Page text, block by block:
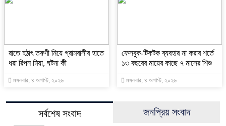
রাতে হঠাৎ তরুণী নিয়ে গ্রামবাসীর হাতে
ধরা রিপন মিয়া, ঘটনা কী
মঙ্গলবার, ৪ অগাস্ট, ২০২৬
ফেসবুক-টিকটক ব্যবহার না করার শর্তে
১৩ বছরের মায়ের কাছে ৭ মাসের শিশু
মঙ্গলবার, ৪ অগাস্ট, ২০২৬
সর্বশেষ সংবাদ জনপ্রিয় সংবাদ